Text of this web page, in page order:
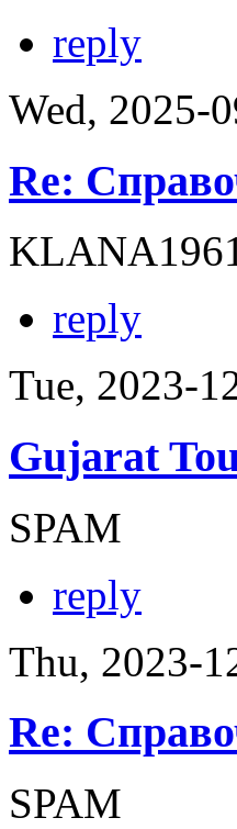
reply
Wed, 2025-
Re:
reply
Tue, 2023-
Gujarat
SPAM
reply
Thu, 2023-
Re:
SPAM